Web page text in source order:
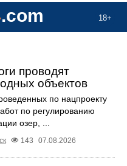
18+
.com
проводят
объектов
по нацпроекту
по регулированию
озер, ...
143 07.08.2026